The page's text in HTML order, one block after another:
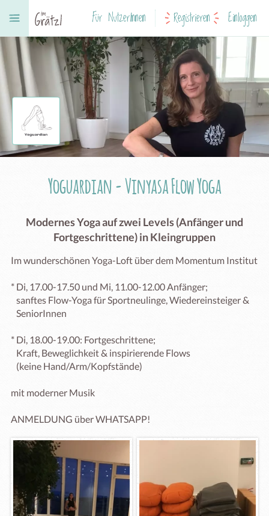
Für NutzerInnen Registrieren Einloggen
Yoguardian - Vinyasa Flow Yoga
Modernes Yoga auf zwei Levels (Anfänger und
Fortgeschrittene) in Kleingruppen
Im wunderschönen Yoga-Loft über dem Momentum Institut
* Di, 17.00-17.50 und Mi, 11.00-12.00 Anfänger;
* Di, 18.00-19.00: Fortgeschrittene;
mit moderner Musik
ANMELDUNG über WHATSAPP!